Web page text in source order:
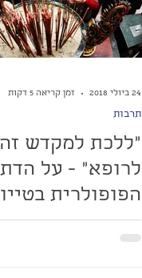
24 ביולי 2018 זמן קריאה 5 דקות
תרבות
"ללכת למקדש
לרופא" - על הדת
הפופולרית